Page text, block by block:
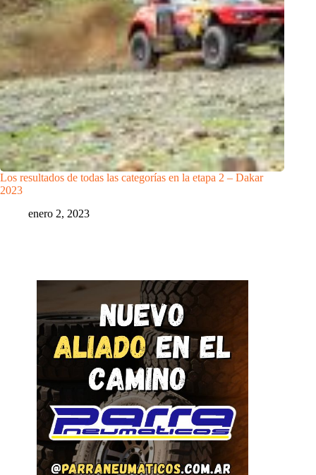
Los resultados de todas las categorías en la etapa 2 – Dakar
2023
enero 2, 2023